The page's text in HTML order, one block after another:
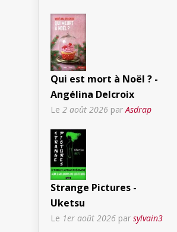
Qui est mort à Noël ? -
Angélina Delcroix
Le 2 août 2026 par Asdrap
Strange Pictures -
Uketsu
Le 1er août 2026 par sylvain3